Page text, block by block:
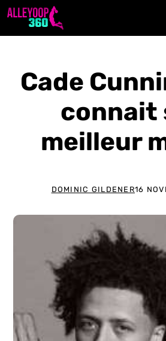
Aller
Cade
connait
meilleur
DOMINIC GILDENER16